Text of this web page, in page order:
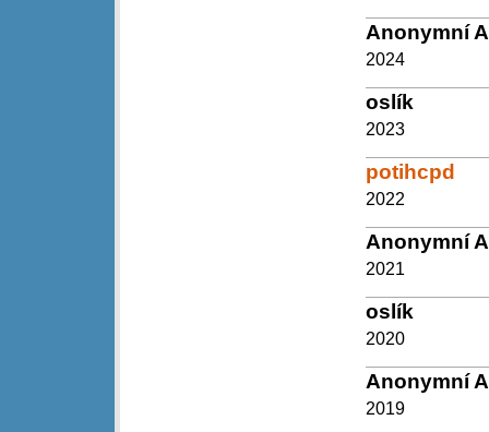
Anonymní
2024
oslík
2023
potihcpd
2022
Anonymní
2021
oslík
2020
Anonymní
2019